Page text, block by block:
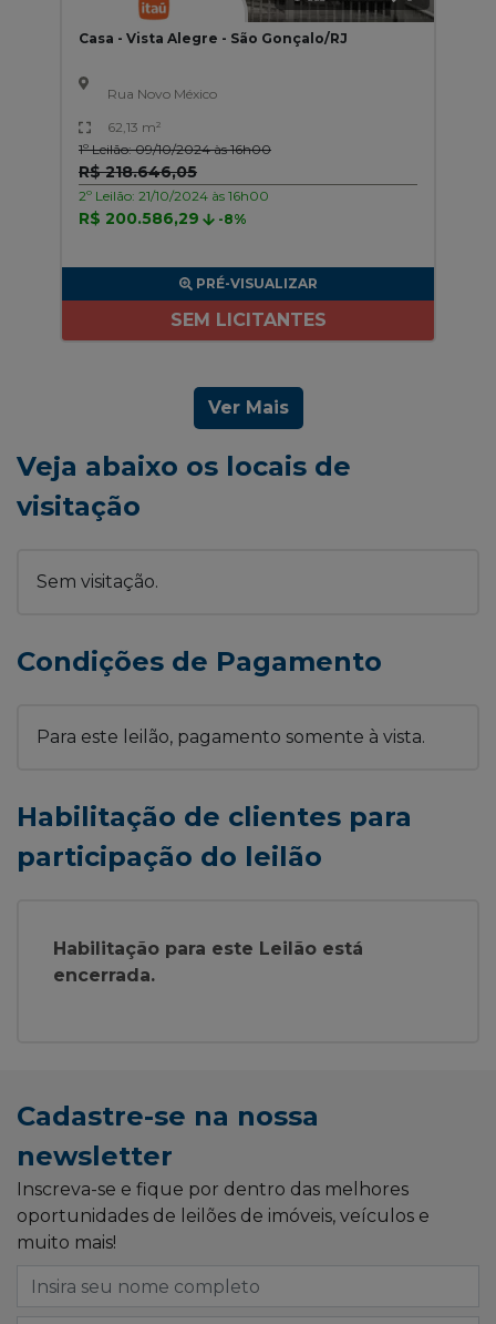
Casa - Vista Alegre - São Gonçalo/RJ
Rua Novo México
62,13 m²
1º Leilão: 09/10/2024 às 16h00
R$ 218.646,05
2º Leilão: 21/10/2024 às 16h00
R$ 200.586,29 -8%
PRÉ-VISUALIZAR
SEM LICITANTES
Ver Mais
Veja abaixo os locais de
visitação
Sem visitação.
Condições de Pagamento
Para este leilão, pagamento somente à vista.
Habilitação de clientes para
participação do leilão
Habilitação para este Leilão está
encerrada.
Cadastre-se na nossa
newsletter
Inscreva-se e fique por dentro das melhores
oportunidades de leilões de imóveis, veículos e
muito mais!